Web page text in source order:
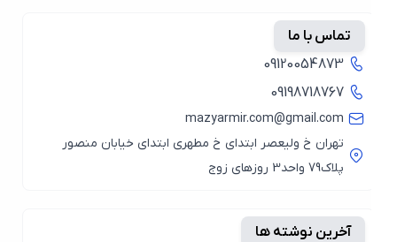
تماس با ما
09120054873
09198718767
mazyarmir.com@gmail.com
تهران خ ولیعصر ابتدای خ مطهری ابتدای خیابان منصور
پلاک79 واحد3 روزهای زوج
آخرین نوشته ها